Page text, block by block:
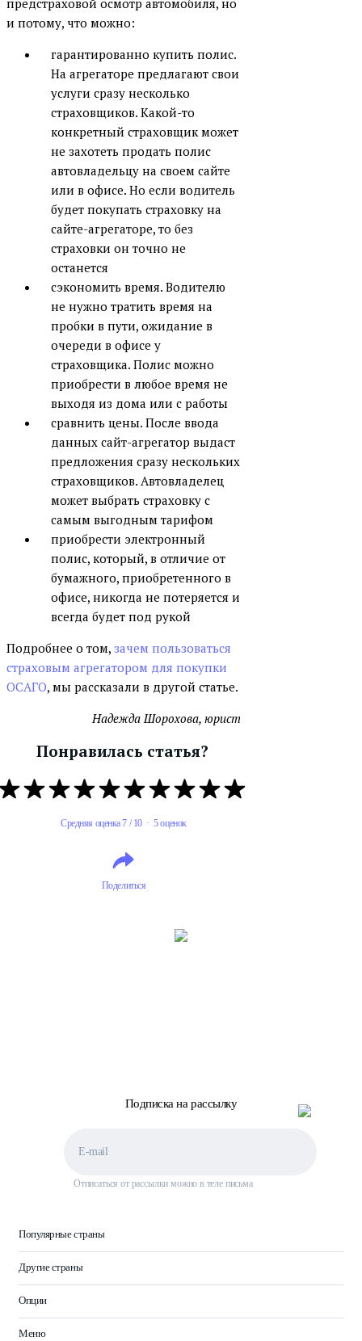
предстраховой осмотр автомобиля, но
и потому, что можно:
гарантированно купить полис.
На агрегаторе предлагают свои
услуги сразу несколько
страховщиков. Какой-то
конкретный страховщик может
не захотеть продать полис
автовладельцу на своем сайте
или в офисе. Но если водитель
будет покупать страховку на
сайте-агрегаторе, то без
страховки он точно не
останется
сэкономить время. Водителю
не нужно тратить время на
пробки в пути, ожидание в
очереди в офисе у
страховщика. Полис можно
приобрести в любое время не
выходя из дома или с работы
сравнить цены. После ввода
данных сайт-агрегатор выдаст
предложения сразу нескольких
страховщиков. Автовладелец
может выбрать страховку с
самым выгодным тарифом
приобрести электронный
полис, который, в отличие от
бумажного, приобретенного в
офисе, никогда не потеряется и
всегда будет под рукой
Подробнее о том, зачем пользоваться
страховым агрегатором для покупки
ОСАГО, мы рассказали в другой статье.
Надежда Шорохова, юрист
Понравилась статья?
Средняя оценка 7 / 10 · 5 оценок
Поделиться
Подписка на рассылку
Отписаться от рассылки можно в теле письма
Популярные страны
Другие страны
Опции
Меню